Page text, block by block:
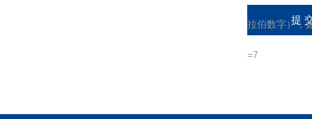
拉伯数字），
=7